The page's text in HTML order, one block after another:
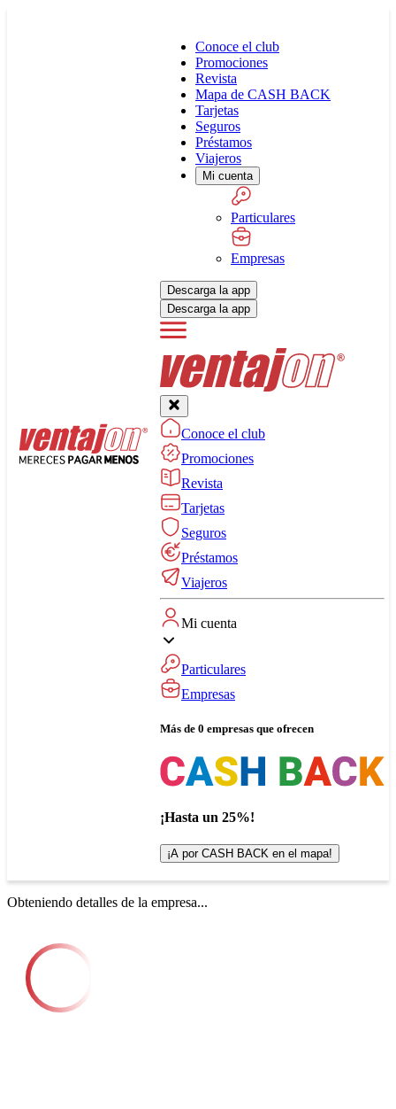
Conoce el club
Promociones
Revista
Mapa de CASH BACK
Tarjetas
Seguros
Préstamos
Viajeros
Mi cuenta
Particulares
Empresas
Descarga la app
Descarga la app
Conoce el club
Promociones
Revista
Tarjetas
Seguros
Préstamos
Viajeros
Mi cuenta
Particulares
Empresas
Más de 0 empresas que ofrecen
¡Hasta un 25%!
¡A por CASH BACK en el mapa!
Obteniendo detalles de la empresa...